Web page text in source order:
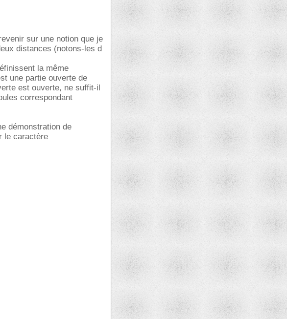
sur une notion que je
distances (notons-les d
la même
une partie ouverte de
est ouverte, ne suffit-il
correspondant
démonstration de
le caractère